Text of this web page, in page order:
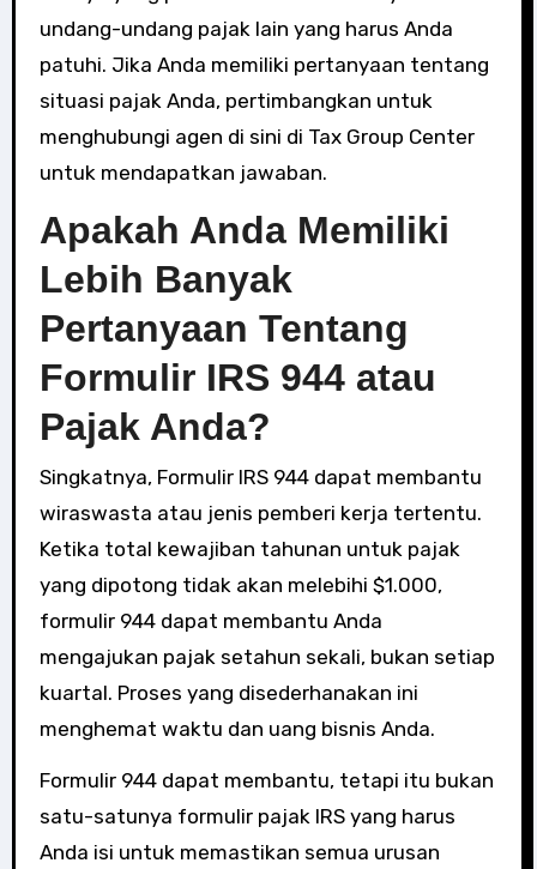
undang-undang pajak lain yang harus Anda
patuhi. Jika Anda memiliki pertanyaan tentang
situasi pajak Anda, pertimbangkan untuk
menghubungi agen di sini di Tax Group Center
untuk mendapatkan jawaban.
Apakah Anda Memiliki
Lebih Banyak
Pertanyaan Tentang
Formulir IRS 944 atau
Pajak Anda?
Singkatnya, Formulir IRS 944 dapat membantu
wiraswasta atau jenis pemberi kerja tertentu.
Ketika total kewajiban tahunan untuk pajak
yang dipotong tidak akan melebihi $1.000,
formulir 944 dapat membantu Anda
mengajukan pajak setahun sekali, bukan setiap
kuartal. Proses yang disederhanakan ini
menghemat waktu dan uang bisnis Anda.
Formulir 944 dapat membantu, tetapi itu bukan
satu-satunya formulir pajak IRS yang harus
Anda isi untuk memastikan semua urusan